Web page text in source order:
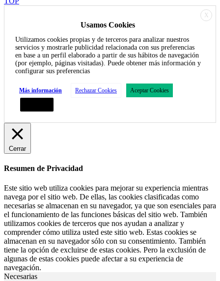
X
Usamos Cookies
Utilizamos cookies propias y de terceros para analizar nuestros
servicios y mostrarle publicidad relacionada con sus preferencias
en base a un perfil elaborado a partir de sus hábitos de navegación
(por ejemplo, páginas visitadas). Puede obtener más información y
configurar sus preferencias
Más información Rechazar Cookies Aceptar Cookies
Cerrar
Resumen de Privacidad
Este sitio web utiliza cookies para mejorar su experiencia mientras
navega por el sitio web. De ellas, las cookies clasificadas como
necesarias se almacenan en su navegador, ya que son esenciales para
el funcionamiento de las funciones básicas del sitio web. También
utilizamos cookies de terceros que nos ayudan a analizar y
comprender cómo utiliza usted este sitio web. Estas cookies se
almacenan en su navegador sólo con su consentimiento. También
tiene la opción de excluirse de estas cookies. Pero la exclusión de
algunas de estas cookies puede afectar a su experiencia de
navegación.
Necesarias